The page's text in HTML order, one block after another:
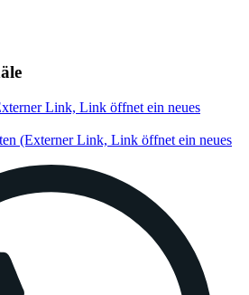
Link, Link öffnet ein neues
(Externer Link, Link öffnet ein neues